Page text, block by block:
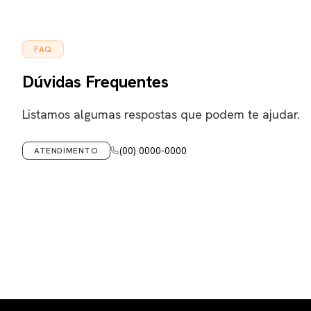
FAQ
Dúvidas Frequentes
Listamos algumas respostas que podem te ajudar.
ATENDIMENTO (00) 0000-0000